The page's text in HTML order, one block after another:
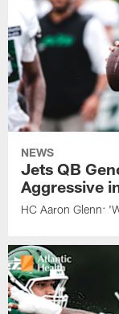
NEWS
Jets QB
Aggressive
HC Aaron Glenn: